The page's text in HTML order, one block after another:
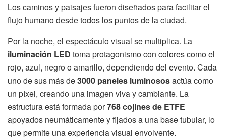
Los caminos y paisajes fueron diseñados para facilitar el
flujo humano desde todos los puntos de la ciudad.
Por la noche, el espectáculo visual se multiplica. La
iluminación LED toma protagonismo con colores como el
rojo, azul, negro o amarillo, dependiendo del evento. Cada
uno de sus más de3000 paneles luminososactúa como
un píxel, creando una imagen viva y cambiante. La
estructura está formada por768 cojines de ETFE
apoyados neumáticamente y fijados a una base tubular, lo
que permite una experiencia visual envolvente.